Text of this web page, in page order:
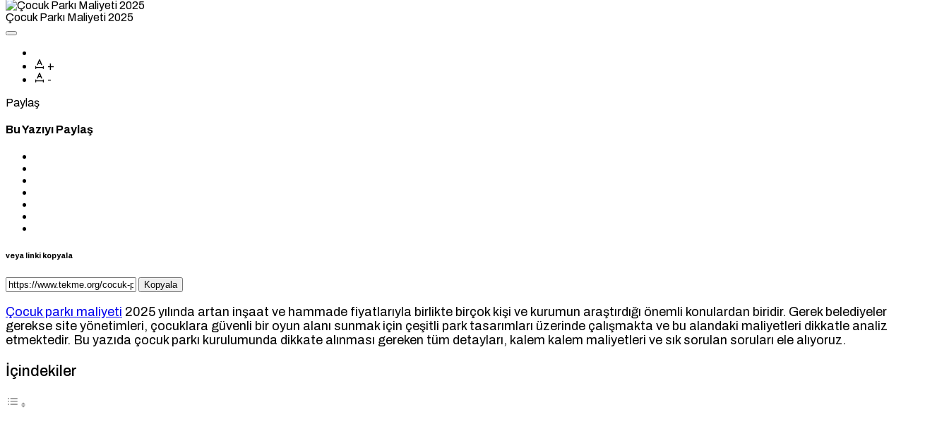
Çocuk Parkı Maliyeti 2025
+
-
Paylaş
Bu Yazıyı Paylaş
veya linki kopyala
Kopyala
Çocuk parkı maliyeti 2025 yılında artan inşaat ve hammade fiyatlarıyla birlikte birçok kişi ve kurumun araştırdığı önemli konulardan biridir. Gerek belediyeler
gerekse site yönetimleri, çocuklara güvenli bir oyun alanı sunmak için çeşitli park tasarımları üzerinde çalışmakta ve bu alandaki maliyetleri dikkatle analiz
etmektedir. Bu yazıda çocuk parkı kurulumunda dikkate alınması gereken tüm detayları, kalem kalem maliyetleri ve sık sorulan soruları ele alıyoruz.
İçindekiler